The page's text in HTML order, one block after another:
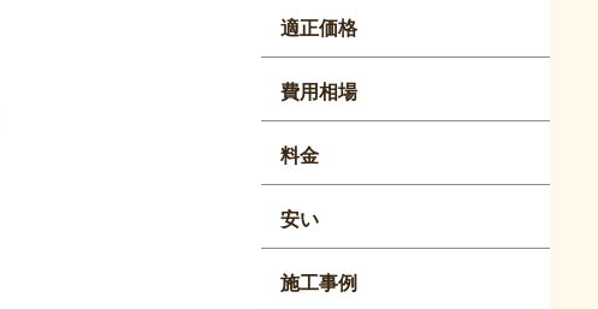
適正価格
費用相場
料金
安い
施工事例